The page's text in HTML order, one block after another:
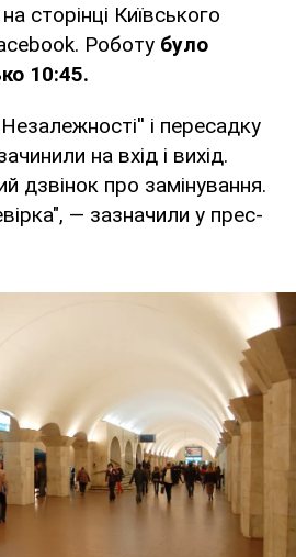
сторінці Київського
Роботу було
10:45.
і пересадку
на вхід і вихід.
дзвінок про замінування.
— зазначили у прес-